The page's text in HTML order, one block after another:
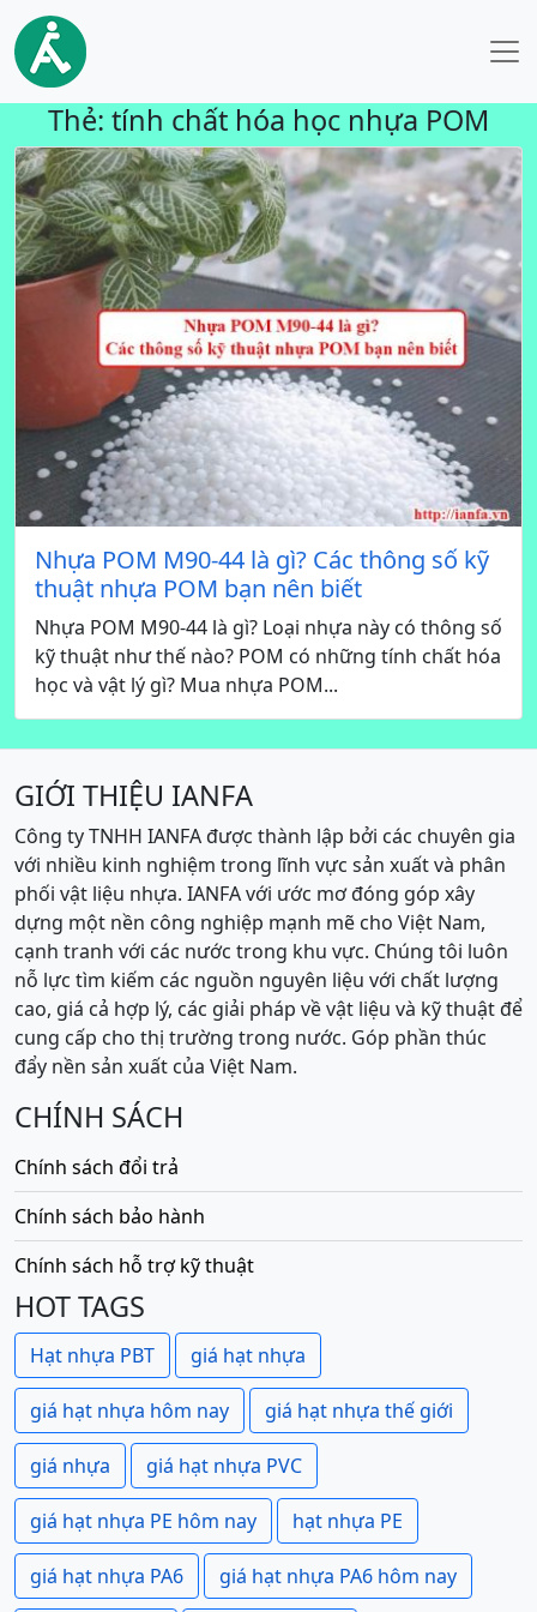
Thẻ: tính chất hóa học nhựa POM
Nhựa POM M90-44 là gì? Các thông số kỹ
thuật nhựa POM bạn nên biết
Nhựa POM M90-44 là gì? Loại nhựa này có thông số
kỹ thuật như thế nào? POM có những tính chất hóa
học và vật lý gì? Mua nhựa POM...
GIỚI THIỆU IANFA
Công ty TNHH IANFA được thành lập bởi các chuyên gia
với nhiều kinh nghiệm trong lĩnh vực sản xuất và phân
phối vật liệu nhựa. IANFA với ước mơ đóng góp xây
dựng một nền công nghiệp mạnh mẽ cho Việt Nam,
cạnh tranh với các nước trong khu vực. Chúng tôi luôn
nỗ lực tìm kiếm các nguồn nguyên liệu với chất lượng
cao, giá cả hợp lý, các giải pháp về vật liệu và kỹ thuật để
cung cấp cho thị trường trong nước. Góp phần thúc
đẩy nền sản xuất của Việt Nam.
CHÍNH SÁCH
Chính sách đổi trả
Chính sách bảo hành
Chính sách hỗ trợ kỹ thuật
HOT TAGS
Hạt nhựa PBT giá hạt nhựa
giá hạt nhựa hôm nay giá hạt nhựa thế giới
giá nhựa giá hạt nhựa PVC
giá hạt nhựa PE hôm nay hạt nhựa PE
giá hạt nhựa PA6 giá hạt nhựa PA6 hôm nay